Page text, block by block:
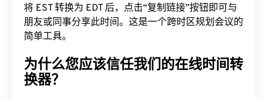
将 EST 转换为 EDT 后，点击“复制链接”按钮即可与
朋友或同事分享此时间。这是一个跨时区规划会议的
简单工具。
为什么您应该信任我们的在线时间转
换器？